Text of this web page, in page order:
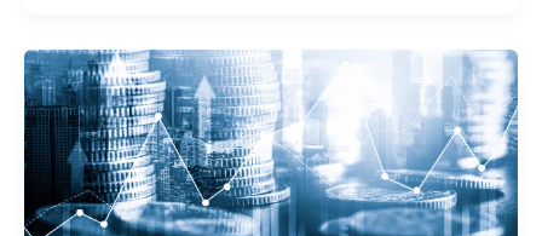
La
inflación
ha
vuelto